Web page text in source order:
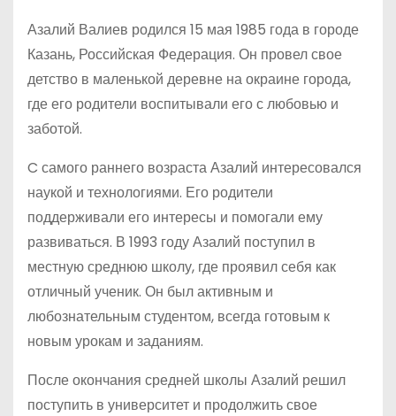
Азалий Валиев родился 15 мая 1985 года в городе
Казань, Российская Федерация. Он провел свое
детство в маленькой деревне на окраине города,
где его родители воспитывали его с любовью и
заботой.
C самого раннего возраста Азалий интересовался
наукой и технологиями. Его родители
поддерживали его интересы и помогали ему
развиваться. В 1993 году Азалий поступил в
местную среднюю школу, где проявил себя как
отличный ученик. Он был активным и
любознательным студентом, всегда готовым к
новым урокам и заданиям.
После окончания средней школы Азалий решил
поступить в университет и продолжить свое